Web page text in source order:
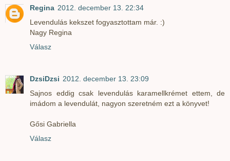
Regina 2012. december 13. 22:34
Levendulás kekszet fogyasztottam már. :)
Nagy Regina
Válasz
DzsiDzsi 2012. december 13. 23:09
Sajnos eddig csak levendulás karamellkrémet ettem, de
imádom a levendulát, nagyon szeretném ezt a könyvet!
Gősi Gabriella
Válasz